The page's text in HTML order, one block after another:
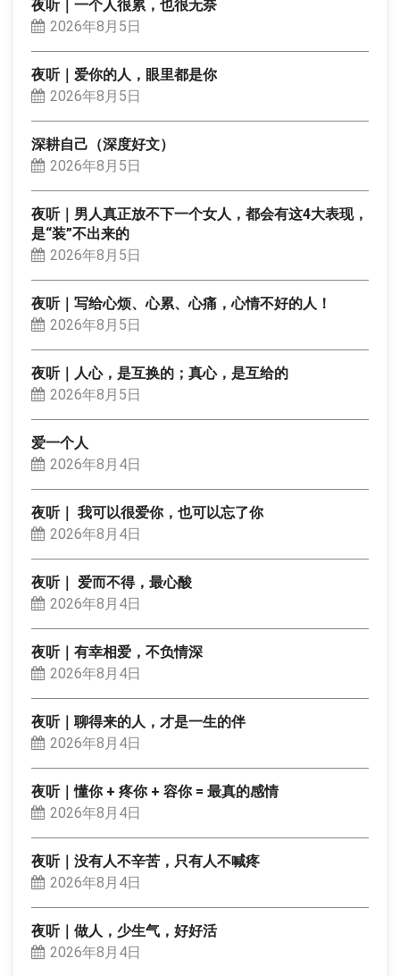
夜听｜一个人很累，也很无奈
2026年8月5日
夜听｜爱你的人，眼里都是你
2026年8月5日
深耕自己（深度好文）
2026年8月5日
夜听｜男人真正放不下一个女人，都会有这4大表现，
是“装”不出来的
2026年8月5日
夜听｜写给心烦、心累、心痛，心情不好的人！
2026年8月5日
夜听｜人心，是互换的；真心，是互给的
2026年8月5日
爱一个人
2026年8月4日
夜听｜ 我可以很爱你，也可以忘了你
2026年8月4日
夜听｜ 爱而不得，最心酸
2026年8月4日
夜听｜有幸相爱，不负情深
2026年8月4日
夜听｜聊得来的人，才是一生的伴
2026年8月4日
夜听｜懂你 + 疼你 + 容你 = 最真的感情
2026年8月4日
夜听｜没有人不辛苦，只有人不喊疼
2026年8月4日
夜听｜做人，少生气，好好活
2026年8月4日